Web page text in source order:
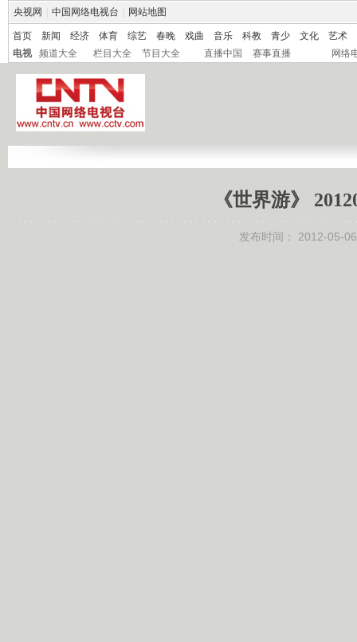
央视网 中国网络电视台 网站地图
首页 新闻 经济 体育 综艺 春晚 戏曲 音乐 科教 青少 文化
艺术
电视
频道大全 栏目大全 节目大全 直播中国 赛事直播 网络
《世界游》
发布时间： 2012-05-